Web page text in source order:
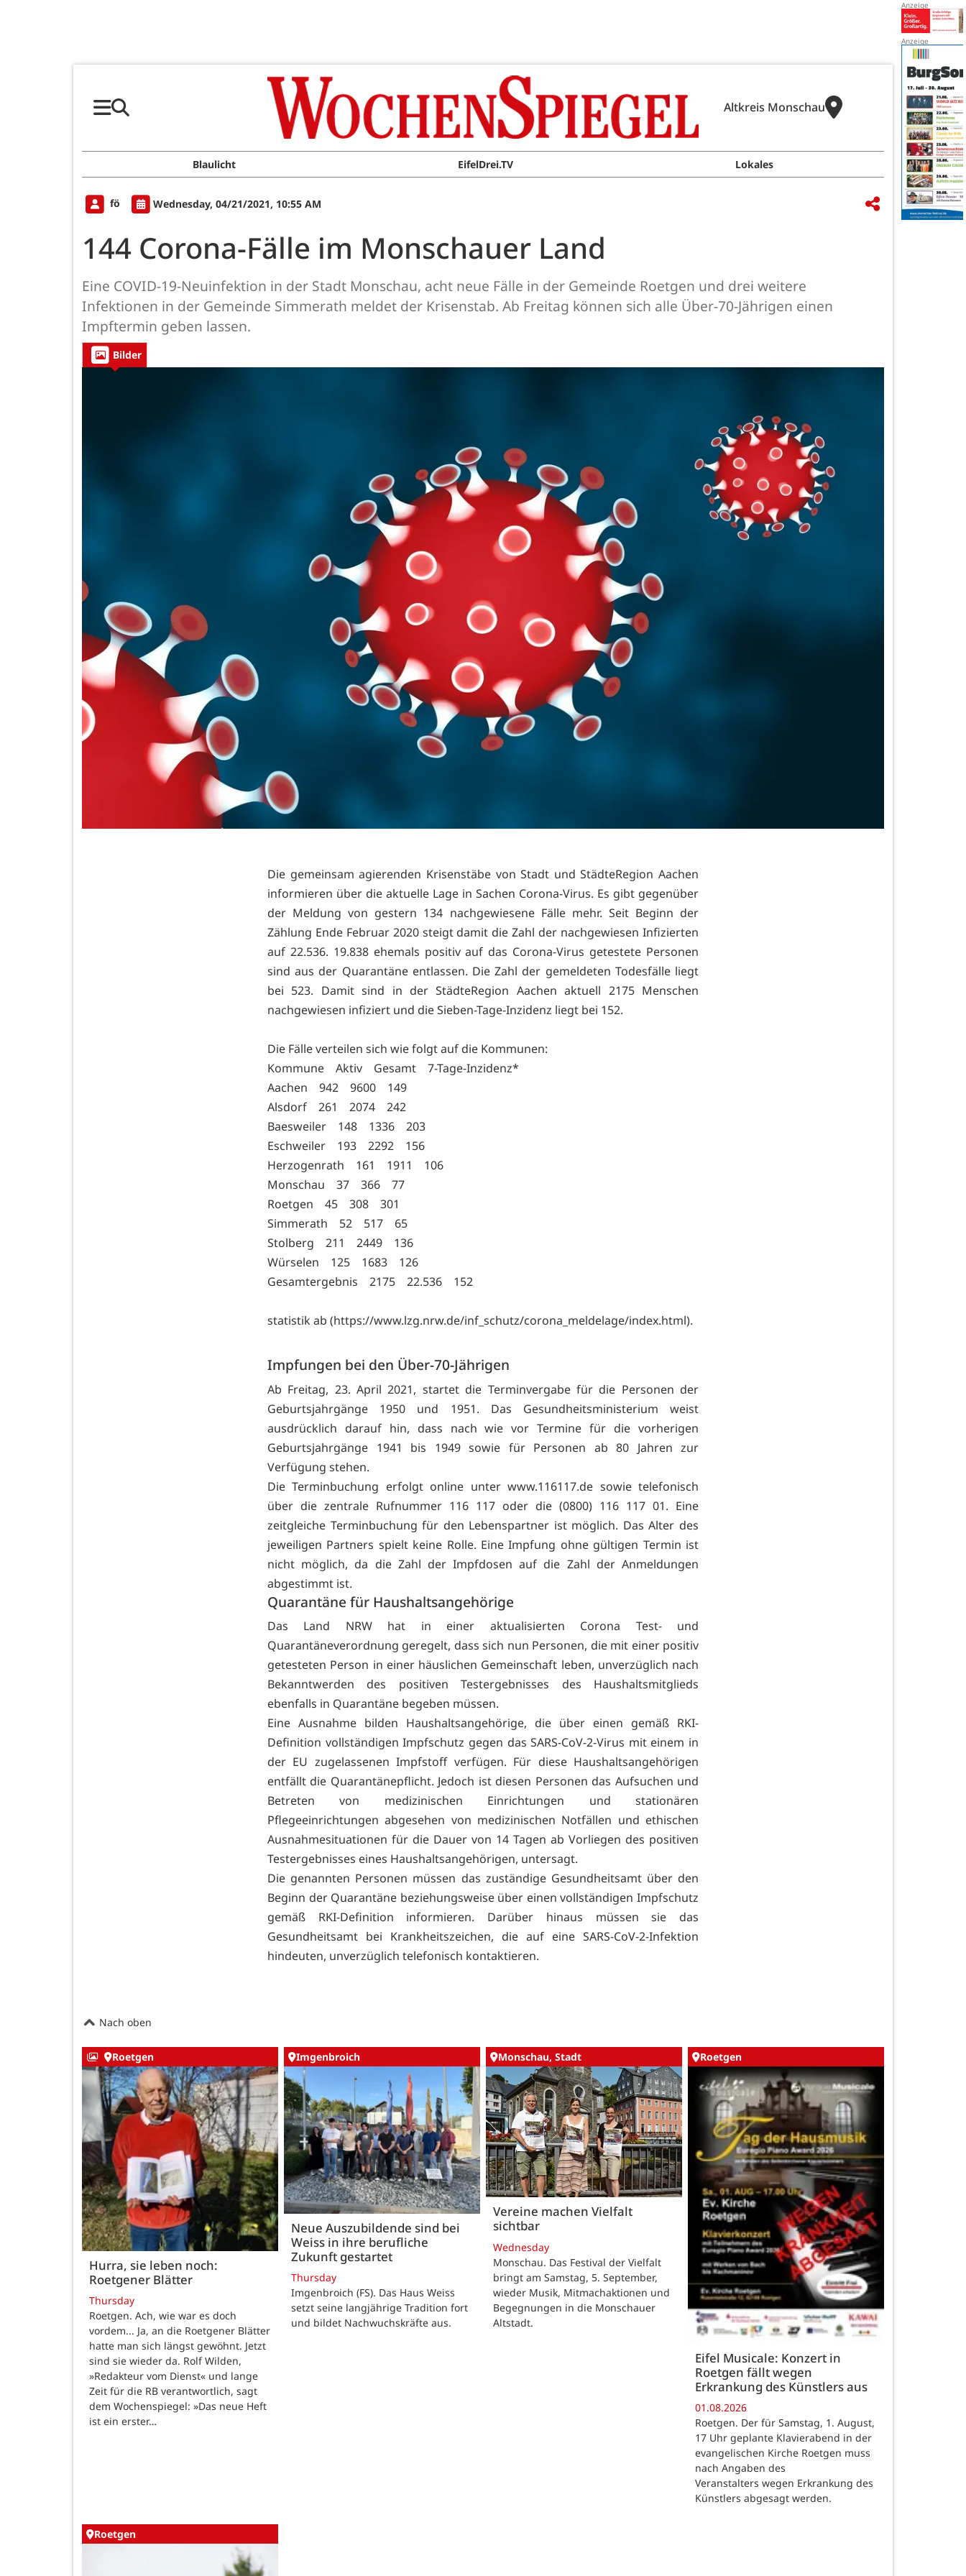
Altkreis Monschau
Blaulicht EifelDrei.TV Lokales
fö Wednesday, 04/21/2021, 10:55 AM
144 Corona-Fälle im Monschauer Land
Eine COVID-19-Neuinfektion in der Stadt Monschau, acht neue Fälle in der Gemeinde Roetgen und drei weitere
Infektionen in der Gemeinde Simmerath meldet der Krisenstab. Ab Freitag können sich alle Über-70-Jährigen einen
Impftermin geben lassen.
Bilder
Die gemeinsam agierenden Krisenstäbe von Stadt und StädteRegion Aachen
informieren über die aktuelle Lage in Sachen Corona-Virus. Es gibt gegenüber
der Meldung von gestern 134 nachgewiesene Fälle mehr. Seit Beginn der
Zählung Ende Februar 2020 steigt damit die Zahl der nachgewiesen Infizierten
auf 22.536. 19.838 ehemals positiv auf das Corona-Virus getestete Personen
sind aus der Quarantäne entlassen. Die Zahl der gemeldeten Todesfälle liegt
bei 523. Damit sind in der StädteRegion Aachen aktuell 2175 Menschen
nachgewiesen infiziert und die Sieben-Tage-Inzidenz liegt bei 152.
Die Fälle verteilen sich wie folgt auf die Kommunen:
Kommune Aktiv Gesamt 7-Tage-Inzidenz*
Aachen 942 9600 149
Alsdorf 261 2074 242
Baesweiler 148 1336 203
Eschweiler 193 2292 156
Herzogenrath 161 1911 106
Monschau 37 366 77
Roetgen 45 308 301
Simmerath 52 517 65
Stolberg 211 2449 136
Würselen 125 1683 126
Gesamtergebnis 2175 22.536 152
statistik ab (https://www.lzg.nrw.de/inf_schutz/corona_meldelage/index.html).
Impfungen bei den Über-70-Jährigen
Ab Freitag, 23. April 2021, startet die Terminvergabe für die Personen der
Geburtsjahrgänge 1950 und 1951. Das Gesundheitsministerium weist
ausdrücklich darauf hin, dass nach wie vor Termine für die vorherigen
Geburtsjahrgänge 1941 bis 1949 sowie für Personen ab 80 Jahren zur
Verfügung stehen.
Die Terminbuchung erfolgt online unter www.116117.de sowie telefonisch
über die zentrale Rufnummer 116 117 oder die (0800) 116 117 01. Eine
zeitgleiche Terminbuchung für den Lebenspartner ist möglich. Das Alter des
jeweiligen Partners spielt keine Rolle. Eine Impfung ohne gültigen Termin ist
nicht möglich, da die Zahl der Impfdosen auf die Zahl der Anmeldungen
abgestimmt ist.
Quarantäne für Haushaltsangehörige
Das Land NRW hat in einer aktualisierten Corona Test- und
Quarantäneverordnung geregelt, dass sich nun Personen, die mit einer positiv
getesteten Person in einer häuslichen Gemeinschaft leben, unverzüglich nach
Bekanntwerden des positiven Testergebnisses des Haushaltsmitglieds
ebenfalls in Quarantäne begeben müssen.
Eine Ausnahme bilden Haushaltsangehörige, die über einen gemäß RKI-
Definition vollständigen Impfschutz gegen das SARS-CoV-2-Virus mit einem in
der EU zugelassenen Impfstoff verfügen. Für diese Haushaltsangehörigen
entfällt die Quarantänepflicht. Jedoch ist diesen Personen das Aufsuchen und
Betreten von medizinischen Einrichtungen und stationären
Pflegeeinrichtungen abgesehen von medizinischen Notfällen und ethischen
Ausnahmesituationen für die Dauer von 14 Tagen ab Vorliegen des positiven
Testergebnisses eines Haushaltsangehörigen, untersagt.
Die genannten Personen müssen das zuständige Gesundheitsamt über den
Beginn der Quarantäne beziehungsweise über einen vollständigen Impfschutz
gemäß RKI-Definition informieren. Darüber hinaus müssen sie das
Gesundheitsamt bei Krankheitszeichen, die auf eine SARS-CoV-2-Infektion
hindeuten, unverzüglich telefonisch kontaktieren.
Nach oben
Roetgen
Hurra, sie leben noch:
Roetgener Blätter
Thursday
Roetgen. Ach, wie war es doch
vordem... Ja, an die Roetgener Blätter
hatte man sich längst gewöhnt. Jetzt
sind sie wieder da. Rolf Wilden,
»Redakteur vom Dienst« und lange
Zeit für die RB verantwortlich, sagt
dem Wochenspiegel: »Das neue Heft
ist ein erster…
Imgenbroich
Neue Auszubildende sind bei
Weiss in ihre berufliche
Zukunft gestartet
Thursday
Imgenbroich (FS). Das Haus Weiss
setzt seine langjährige Tradition fort
und bildet Nachwuchskräfte aus.
Monschau, Stadt
Vereine machen Vielfalt
sichtbar
Wednesday
Monschau. Das Festival der Vielfalt
bringt am Samstag, 5. September,
wieder Musik, Mitmachaktionen und
Begegnungen in die Monschauer
Altstadt.
Roetgen
Eifel Musicale: Konzert in
Roetgen fällt wegen
Erkrankung des Künstlers aus
01.08.2026
Roetgen. Der für Samstag, 1. August,
17 Uhr geplante Klavierabend in der
evangelischen Kirche Roetgen muss
nach Angaben des
Veranstalters wegen Erkrankung des
Künstlers abgesagt werden.
Roetgen